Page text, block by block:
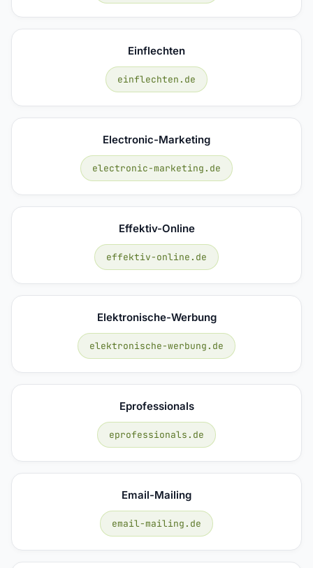
Einflechten
einflechten.de
Electronic-Marketing
electronic-marketing.de
Effektiv-Online
effektiv-online.de
Elektronische-Werbung
elektronische-werbung.de
Eprofessionals
eprofessionals.de
Email-Mailing
email-mailing.de